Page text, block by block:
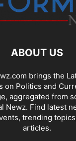
ABOUT US
brings the
on Politics and
aggregated from
Newz. Find latest
trending
articles.